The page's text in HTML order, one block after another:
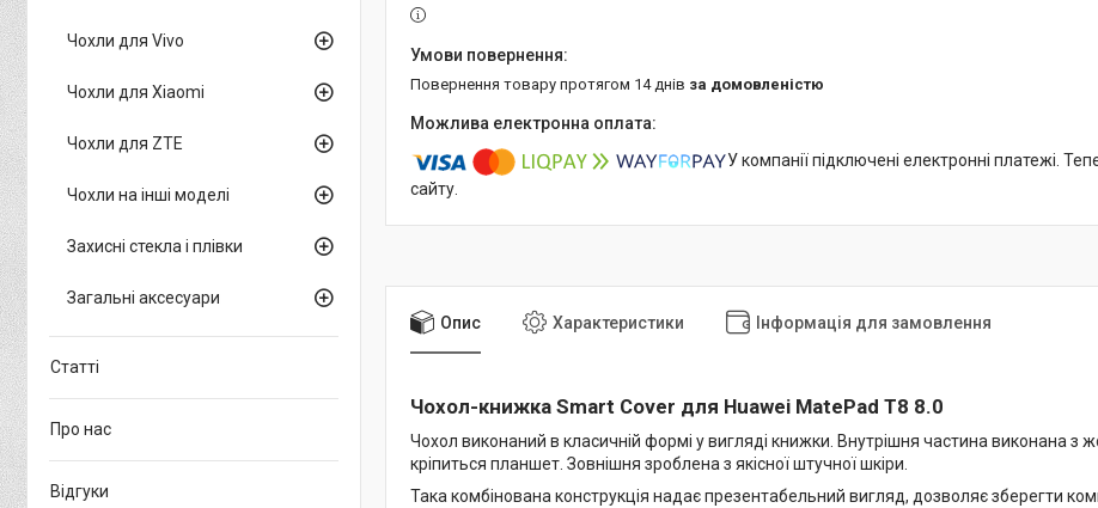
повернення товару протягом 14 днів за домовленістю
У компанії підключені електронні платежі.
сайту.
Опис Характеристики Інформація для замовлення
Чохол-книжка Smart Cover для Huawei MatePad T8 8.0
Чохол виконаний в класичній формі у вигляді книжки. Внутрішня частина виконана з
кріпиться планшет. Зовнішня зроблена з якісної штучної шкіри.
Така комбінована конструкція надає презентабельний вигляд, дозволяє зберегти
Чохли для Vivo
Чохли для Xiaomi
Чохли для ZTE
Чохли на інші моделі
Захисні стекла і плівки
Загальні аксесуари
Статті
Про нас
Відгуки